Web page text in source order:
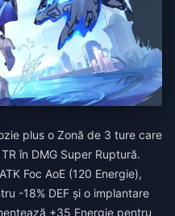
plus o Zonă de 3 ture care
în DMG Super Ruptură.
Foc AoE (120 Energie),
-18% DEF și o implantare
+35 Energie pentru